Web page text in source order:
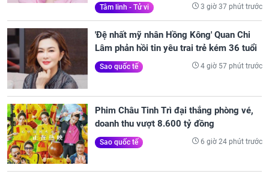
Tâm linh - Tử vi 3 giờ 37 phút trước
'Đệ nhất mỹ nhân Hồng Kông' Quan Chi
Lâm phản hồi tin yêu trai trẻ kém 36 tuổi
Sao quốc tế 4 giờ 57 phút trước
Phim Châu Tinh Trì đại thắng phòng vé,
doanh thu vượt 8.600 tỷ đồng
Sao quốc tế 6 giờ 24 phút trước